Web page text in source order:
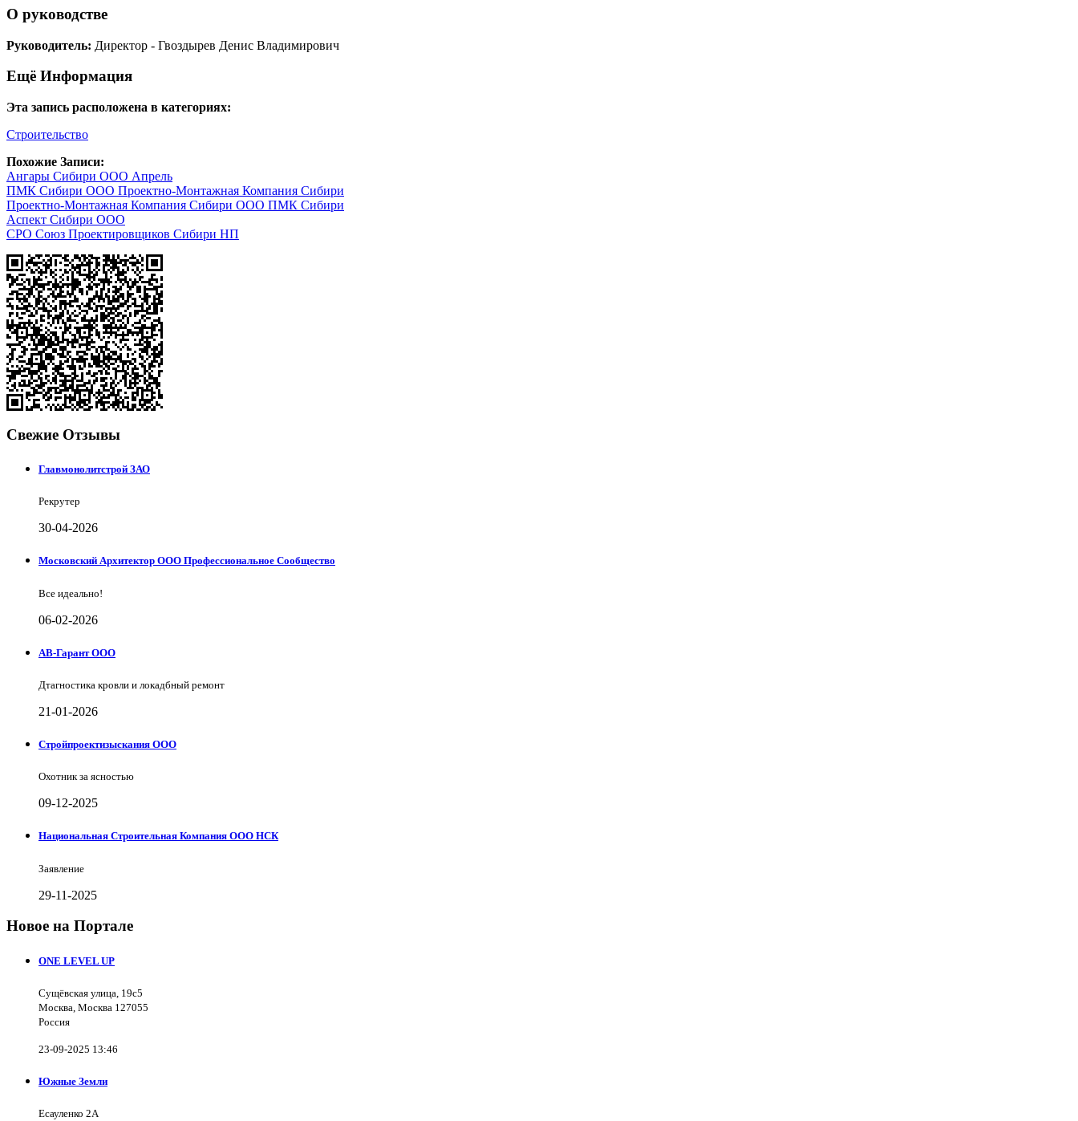
О руководстве
Руководитель: Директор - Гвоздырев Денис Владимирович
Ещё Информация
Эта запись расположена в категориях:
Строительство
Похожие Записи:
Ангары Сибири ООО Апрель
ПМК Сибири ООО Проектно-Монтажная Компания Сибири
Проектно-Монтажная Компания Сибири ООО ПМК Сибири
Аспект Сибири ООО
СРО Союз Проектировщиков Сибири НП
Свежие Отзывы
Главмонолитстрой ЗАО
Рекрутер
30-04-2026
Московский Архитектор ООО Профессиональное Сообщество
Все идеально!
06-02-2026
АВ-Гарант ООО
Дтагностика кровли и локадбный ремонт
21-01-2026
Стройпроектизыскания ООО
Охотник за ясностью
09-12-2025
Национальная Строительная Компания ООО НСК
Заявление
29-11-2025
Новое на Портале
ONE LEVEL UP
Сущёвская улица, 19с5
Москва, Москва 127055
Россия
23-09-2025 13:46
Южные Земли
Есауленко 2А